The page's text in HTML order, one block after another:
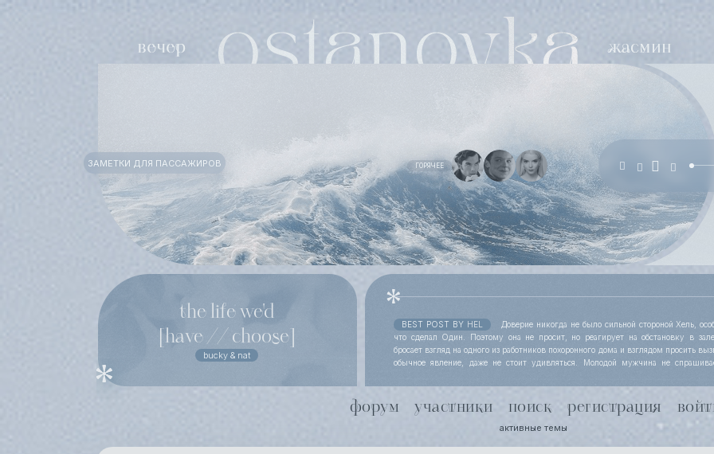
BEST POST BY HEL
Доверие никогда не было сильной стороной Хель,
что сделал Один. Поэтому она не просит, но реагирует на обстановку в
бросает взгляд на одного из работников похоронного дома и взглядом просить
обычное явление, даже не стоит удивляться. Молодой мужчина не
поняли, что чутью незнакомки лучше доверять. Хель чуть хмурится.
the life we'd
[have // choose]
bucky & nat
ГОРЯЧЕЕ
ЗАМЕТКИ ДЛЯ ПАССАЖИРОВ
форум участники поиск регистрация
активные темы